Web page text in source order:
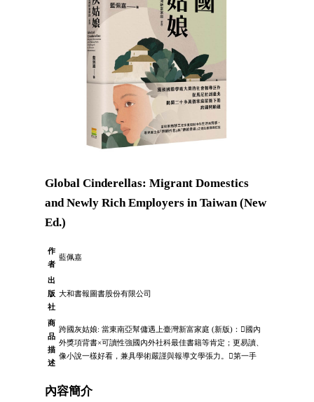
Global Cinderellas: Migrant Domestics
and Newly Rich Employers in Taiwan (New
Ed.)
作
者
藍佩嘉
出
版
社
大和書報圖書股份有限公司
商
品
描
述
跨國灰姑娘: 當東南亞幫傭遇上臺灣新富家庭 (新版)：國內
外獎項背書×可讀性強國內外社科最佳書籍等肯定；更易讀、
像小說一樣好看，兼具學術嚴謹與報導文學張力。第一手
內容簡介